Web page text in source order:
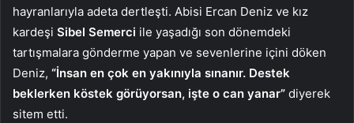
hayranlarıyla adeta dertleşti. Abisi Ercan Deniz ve kız
kardeşi Sibel Semerci ile yaşadığı son dönemdeki
tartışmalara gönderme yapan ve sevenlerine içini döken
Deniz, “İnsan en çok en yakınıyla sınanır. Destek
beklerken köstek görüyorsan, işte o can yanar” diyerek
sitem etti.